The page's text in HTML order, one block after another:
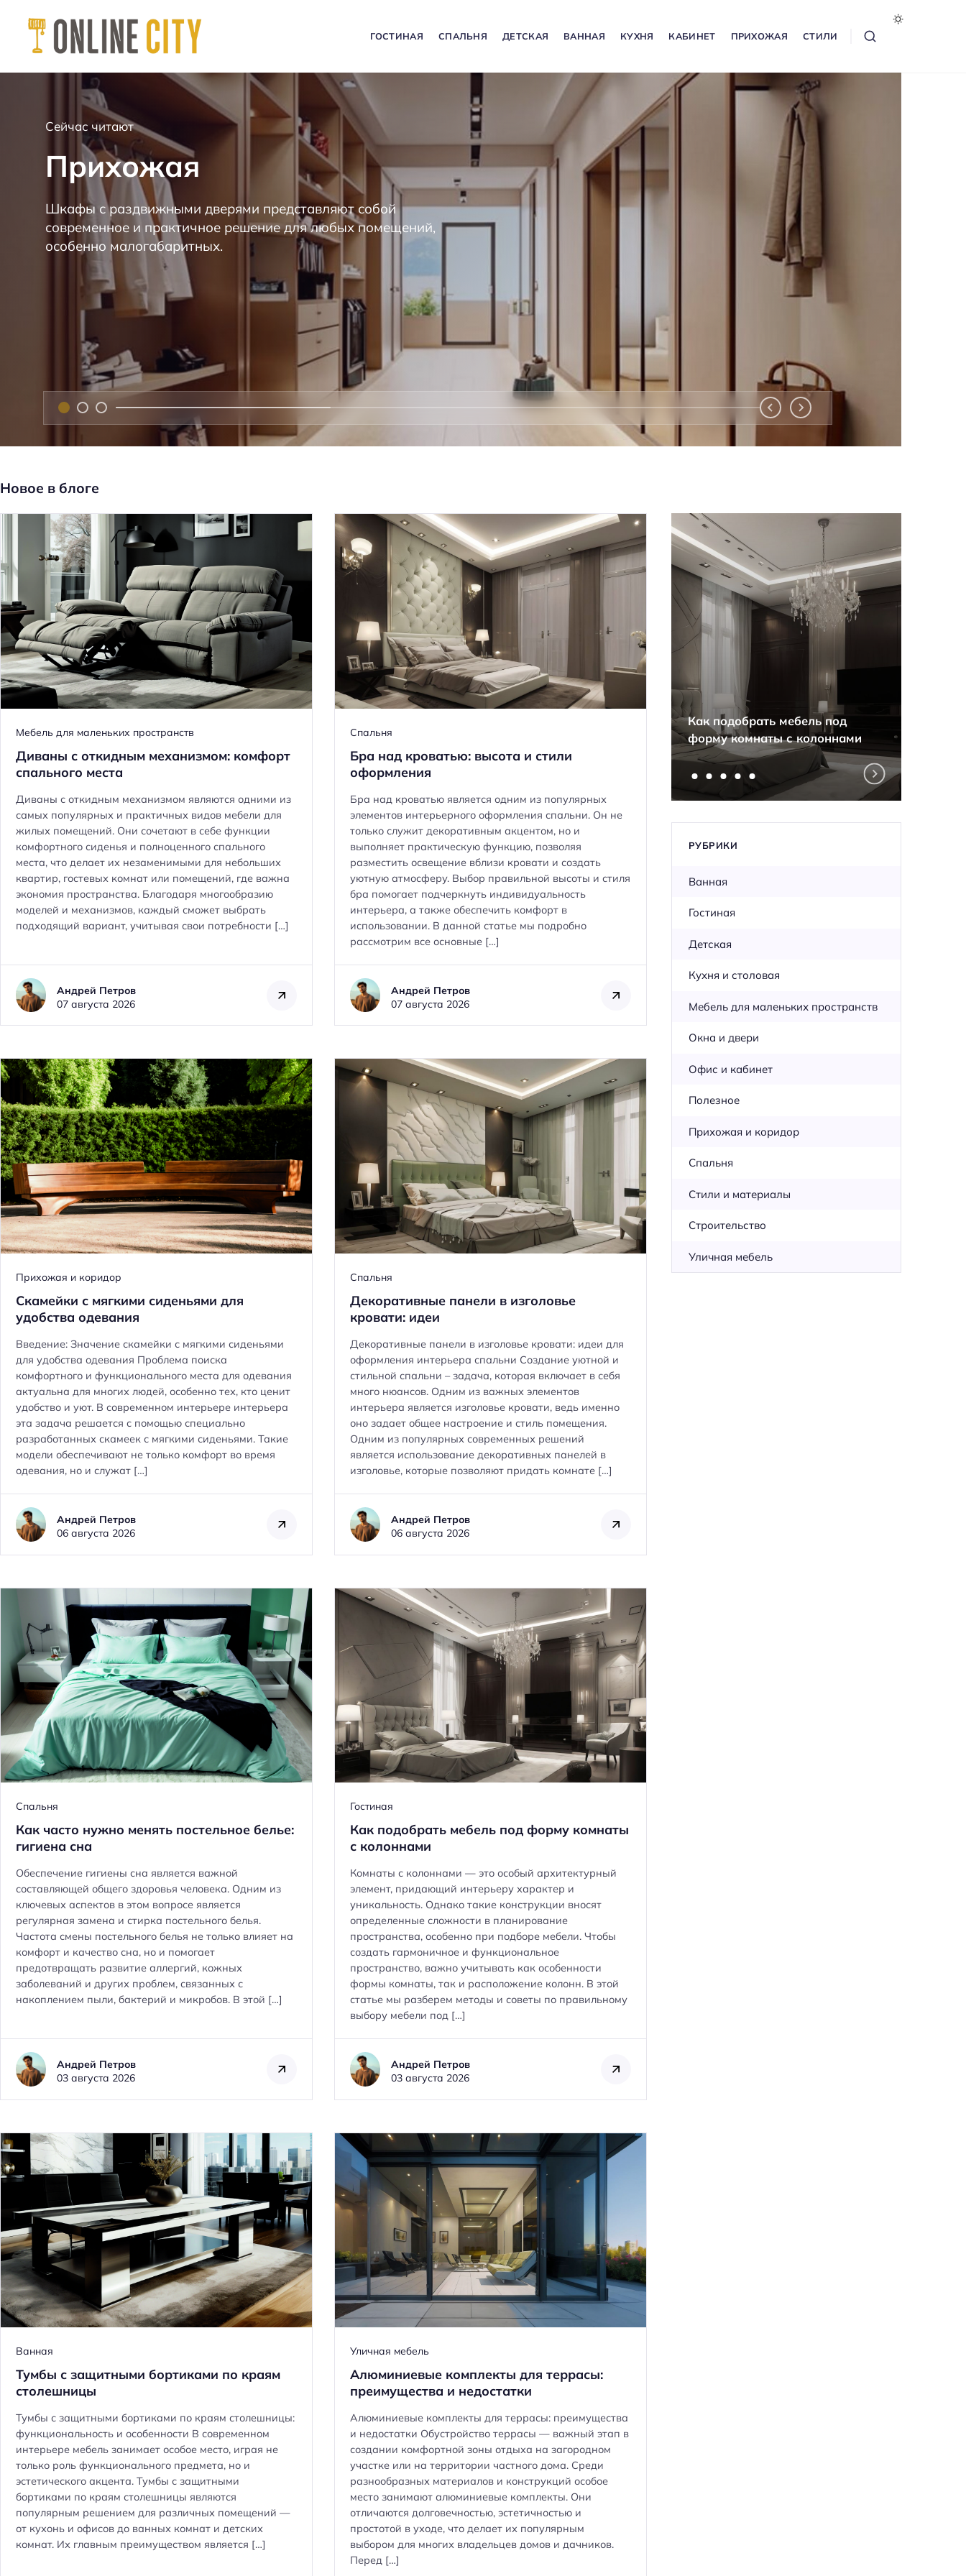
ГОСТИНАЯ СПАЛЬНЯ ДЕТСКАЯ ВАННАЯ КУХНЯ КАБИНЕТ ПРИХОЖАЯ СТИЛИ
Сейчас читают
Прихожая
Шкафы с раздвижными дверями представляют собой
современное и практичное решение для любых помещений,
особенно малогабаритных.
Новое в блоге
Мебель для маленьких пространств
Диваны с откидным механизмом: комфорт
спального места
Диваны с откидным механизмом являются одними из
самых популярных и практичных видов мебели для
жилых помещений. Они сочетают в себе функции
комфортного сиденья и полноценного спального
места, что делает их незаменимыми для небольших
квартир, гостевых комнат или помещений, где важна
экономия пространства. Благодаря многообразию
моделей и механизмов, каждый сможет выбрать
подходящий вариант, учитывая свои потребности […]
Андрей Петров
07 августа 2026
Спальня
Бра над кроватью: высота и стили
оформления
Бра над кроватью является одним из популярных
элементов интерьерного оформления спальни. Он не
только служит декоративным акцентом, но и
выполняет практическую функцию, позволяя
разместить освещение вблизи кровати и создать
уютную атмосферу. Выбор правильной высоты и стиля
бра помогает подчеркнуть индивидуальность
интерьера, а также обеспечить комфорт в
использовании. В данной статье мы подробно
рассмотрим все основные […]
Андрей Петров
07 августа 2026
Прихожая и коридор
Скамейки с мягкими сиденьями для
удобства одевания
Введение: Значение скамейки с мягкими сиденьями
для удобства одевания Проблема поиска
комфортного и функционального места для одевания
актуальна для многих людей, особенно тех, кто ценит
удобство и уют. В современном интерьере интерьера
эта задача решается с помощью специально
разработанных скамеек с мягкими сиденьями. Такие
модели обеспечивают не только комфорт во время
одевания, но и служат […]
Андрей Петров
06 августа 2026
Спальня
Декоративные панели в изголовье
кровати: идеи
Декоративные панели в изголовье кровати: идеи для
оформления интерьера спальни Создание уютной и
стильной спальни – задача, которая включает в себя
много нюансов. Одним из важных элементов
интерьера является изголовье кровати, ведь именно
оно задает общее настроение и стиль помещения.
Одним из популярных современных решений
является использование декоративных панелей в
изголовье, которые позволяют придать комнате […]
Андрей Петров
06 августа 2026
Спальня
Как часто нужно менять постельное белье:
гигиена сна
Обеспечение гигиены сна является важной
составляющей общего здоровья человека. Одним из
ключевых аспектов в этом вопросе является
регулярная замена и стирка постельного белья.
Частота смены постельного белья не только влияет на
комфорт и качество сна, но и помогает
предотвращать развитие аллергий, кожных
заболеваний и других проблем, связанных с
накоплением пыли, бактерий и микробов. В этой […]
Андрей Петров
03 августа 2026
Гостиная
Как подобрать мебель под форму комнаты
с колоннами
Комнаты с колоннами — это особый архитектурный
элемент, придающий интерьеру характер и
уникальность. Однако такие конструкции вносят
определенные сложности в планирование
пространства, особенно при подборе мебели. Чтобы
создать гармоничное и функциональное
пространство, важно учитывать как особенности
формы комнаты, так и расположение колонн. В этой
статье мы разберем методы и советы по правильному
выбору мебели под […]
Андрей Петров
03 августа 2026
Ванная
Тумбы с защитными бортиками по краям
столешницы
Тумбы с защитными бортиками по краям столешницы:
функциональность и особенности В современном
интерьере мебель занимает особое место, играя не
только роль функционального предмета, но и
эстетического акцента. Тумбы с защитными
бортиками по краям столешницы являются
популярным решением для различных помещений —
от кухонь и офисов до ванных комнат и детских
комнат. Их главным преимуществом является […]
Уличная мебель
Алюминиевые комплекты для террасы:
преимущества и недостатки
Алюминиевые комплекты для террасы: преимущества
и недостатки Обустройство террасы — важный этап в
создании комфортной зоны отдыха на загородном
участке или на территории частного дома. Среди
разнообразных материалов и конструкций особое
место занимают алюминиевые комплекты. Они
отличаются долговечностью, эстетичностью и
простотой в уходе, что делает их популярным
выбором для многих владельцев домов и дачников.
Перед […]
Как выбрать мебель для
Угловые стеллажи в гостиной:
Как подобрать мебель под
форму комнаты с колоннами
РУБРИКИ
Ванная
Гостиная
Детская
Кухня и столовая
Мебель для маленьких пространств
Окна и двери
Офис и кабинет
Полезное
Прихожая и коридор
Спальня
Стили и материалы
Строительство
Уличная мебель
й
т
и
: